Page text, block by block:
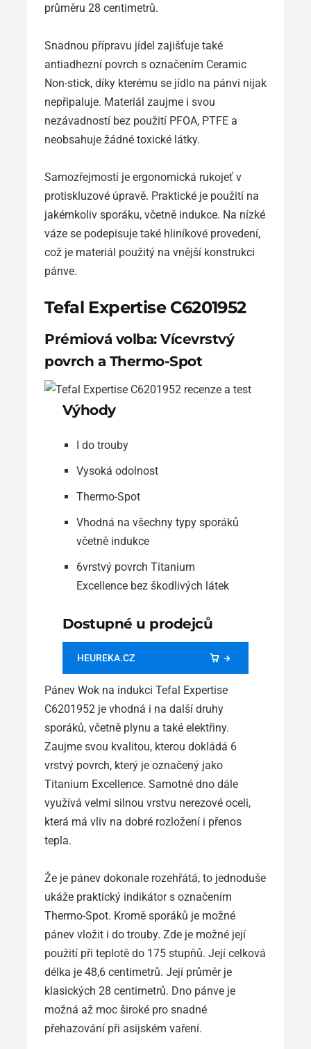
průměru 28 centimetrů.
Snadnou přípravu jídel zajišťuje také
antiadhezní povrch s označením Ceramic
Non-stick, díky kterému se jídlo na pánvi nijak
nepřipaluje. Materiál zaujme i svou
nezávadností bez použití PFOA, PTFE a
neobsahuje žádné toxické látky.
Samozřejmostí je ergonomická rukojeť v
protiskluzové úpravě. Praktické je použití na
jakémkoliv sporáku, včetně indukce. Na nízké
váze se podepisuje také hliníkové provedení,
což je materiál použitý na vnější konstrukci
pánve.
Tefal Expertise C6201952
Prémiová volba: Vícevrstvý
povrch a Thermo-Spot
Výhody
I do trouby
Vysoká odolnost
Thermo-Spot
Vhodná na všechny typy sporáků
včetně indukce
6vrstvý povrch Titanium
Excellence bez škodlivých látek
Dostupné u prodejců
HEUREKA.CZ
Pánev Wok na indukci Tefal Expertise
C6201952 je vhodná i na další druhy
sporáků, včetně plynu a také elektřiny.
Zaujme svou kvalitou, kterou dokládá 6
vrstvý povrch, který je označený jako
Titanium Excellence. Samotné dno dále
využívá velmi silnou vrstvu nerezové oceli,
která má vliv na dobré rozložení i přenos
tepla.
Že je pánev dokonale rozehřátá, to jednoduše
ukáže praktický indikátor s označením
Thermo-Spot. Kromě sporáků je možné
pánev vložit i do trouby. Zde je možné její
použití při teplotě do 175 stupňů. Její celková
délka je 48,6 centimetrů. Její průměr je
klasických 28 centimetrů. Dno pánve je
možná až moc široké pro snadné
přehazování při asijském vaření.